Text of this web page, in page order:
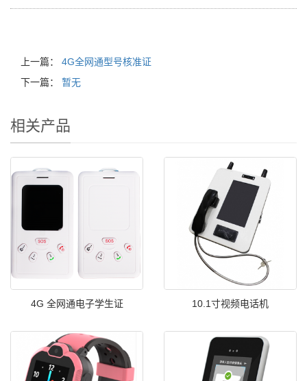
上一篇： 4G全网通型号核准证
下一篇： 暂无
相关产品
4G 全网通电子学生证 10.1寸视频电话机